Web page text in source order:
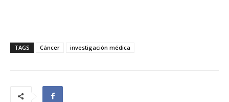
TAGS Cáncer investigación médica